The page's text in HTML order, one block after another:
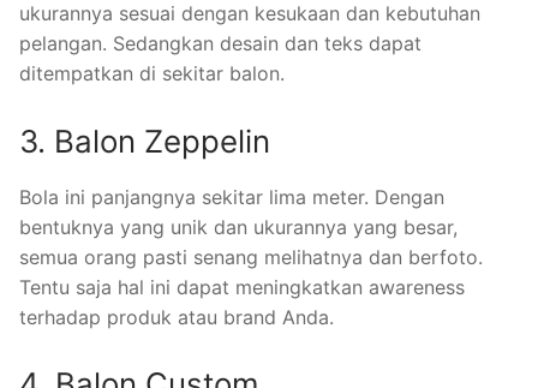
ukurannya sesuai dengan kesukaan dan kebutuhan
pelangan. Sedangkan desain dan teks dapat
ditempatkan di sekitar balon.
3. Balon Zeppelin
Bola ini panjangnya sekitar lima meter. Dengan
bentuknya yang unik dan ukurannya yang besar,
semua orang pasti senang melihatnya dan berfoto.
Tentu saja hal ini dapat meningkatkan awareness
terhadap produk atau brand Anda.